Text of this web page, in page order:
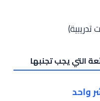
التي يجب تجنبها
واحد